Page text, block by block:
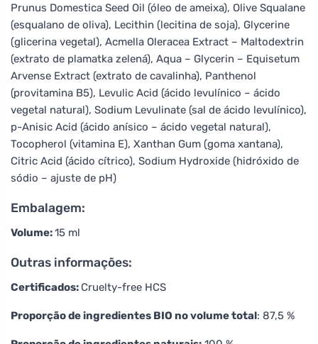
Prunus Domestica Seed Oil (óleo de ameixa), Olive Squalane
(esqualano de oliva), Lecithin (lecitina de soja), Glycerine
(glicerina vegetal), Acmella Oleracea Extract – Maltodextrin
(extrato de plamatka zelená), Aqua – Glycerin – Equisetum
Arvense Extract (extrato de cavalinha), Panthenol
(provitamina B5), Levulic Acid (ácido levulínico – ácido
vegetal natural), Sodium Levulinate (sal de ácido levulínico),
p-Anisic Acid (ácido anísico – ácido vegetal natural),
Tocopherol (vitamina E), Xanthan Gum (goma xantana),
Citric Acid (ácido cítrico), Sodium Hydroxide (hidróxido de
sódio – ajuste de pH)
Embalagem:
Volume:15 ml
Outras informações:
Certificados: Cruelty-free HCS
Proporção de ingredientes BIO no volume total: 87,5 %